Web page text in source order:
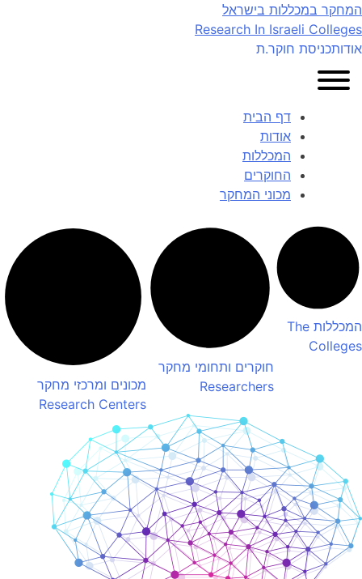
Skip
to
content
המחקר במכללות בישראל
Research In Israeli Colleges
אודותכניסת חוקר.ת
דף הבית
אודות
המכללות
החוקרים
מכוני המחקר
המכללות The
Colleges
חוקרים ותחומי מחקר
Researchers
מכונים ומרכזי מחקר
Research Centers